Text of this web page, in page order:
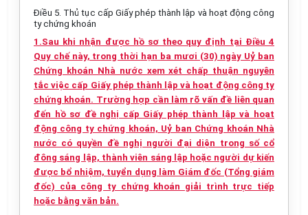
Điều 5. Thủ tục cấp Giấy phép thành lập và hoạt động công
ty chứng khoán
1.Sau khi nhận được hồ sơ theo quy định tại Điều 4
Quy chế này, trong thời hạn ba mươi (30) ngày Uỷ ban
Chứng khoán Nhà nước xem xét chấp thuận nguyên
tắc việc cấp Giấy phép thành lập và hoạt động công ty
chứng khoán. Trường hợp cần làm rõ vấn đề liên quan
đến hồ sơ đề nghị cấp Giấy phép thành lập và hoạt
động công ty chứng khoán, Uỷ ban Chứng khoán Nhà
nước có quyền đề nghị người đại diện trong số cổ
đông sáng lập, thành viên sáng lập hoặc người dự kiến
được bổ nhiệm, tuyển dụng làm Giám đốc (Tổng giám
đốc) của công ty chứng khoán giải trình trực tiếp
hoặc bằng văn bản.